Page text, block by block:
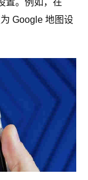
置。例如，在
Google 地图设